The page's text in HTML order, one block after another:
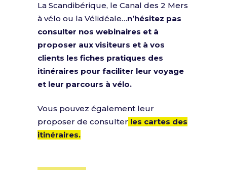
La Scandibérique, le Canal des 2 Mers
à vélo ou la Vélidéale…n’hésitez pas
consulter nos webinaires et à
proposer aux visiteurs et à vos
clients les fiches pratiques des
itinéraires pour faciliter leur voyage
et leur parcours à vélo.
Vous pouvez également leur
proposer de consulter les cartes des
itinéraires.